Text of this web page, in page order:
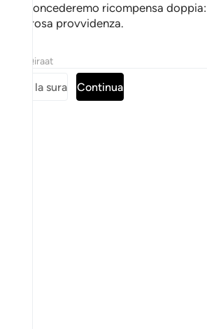
concederemo ricompensa doppia:
generosa provvidenza.
Qiraat
tutta la sura Continua